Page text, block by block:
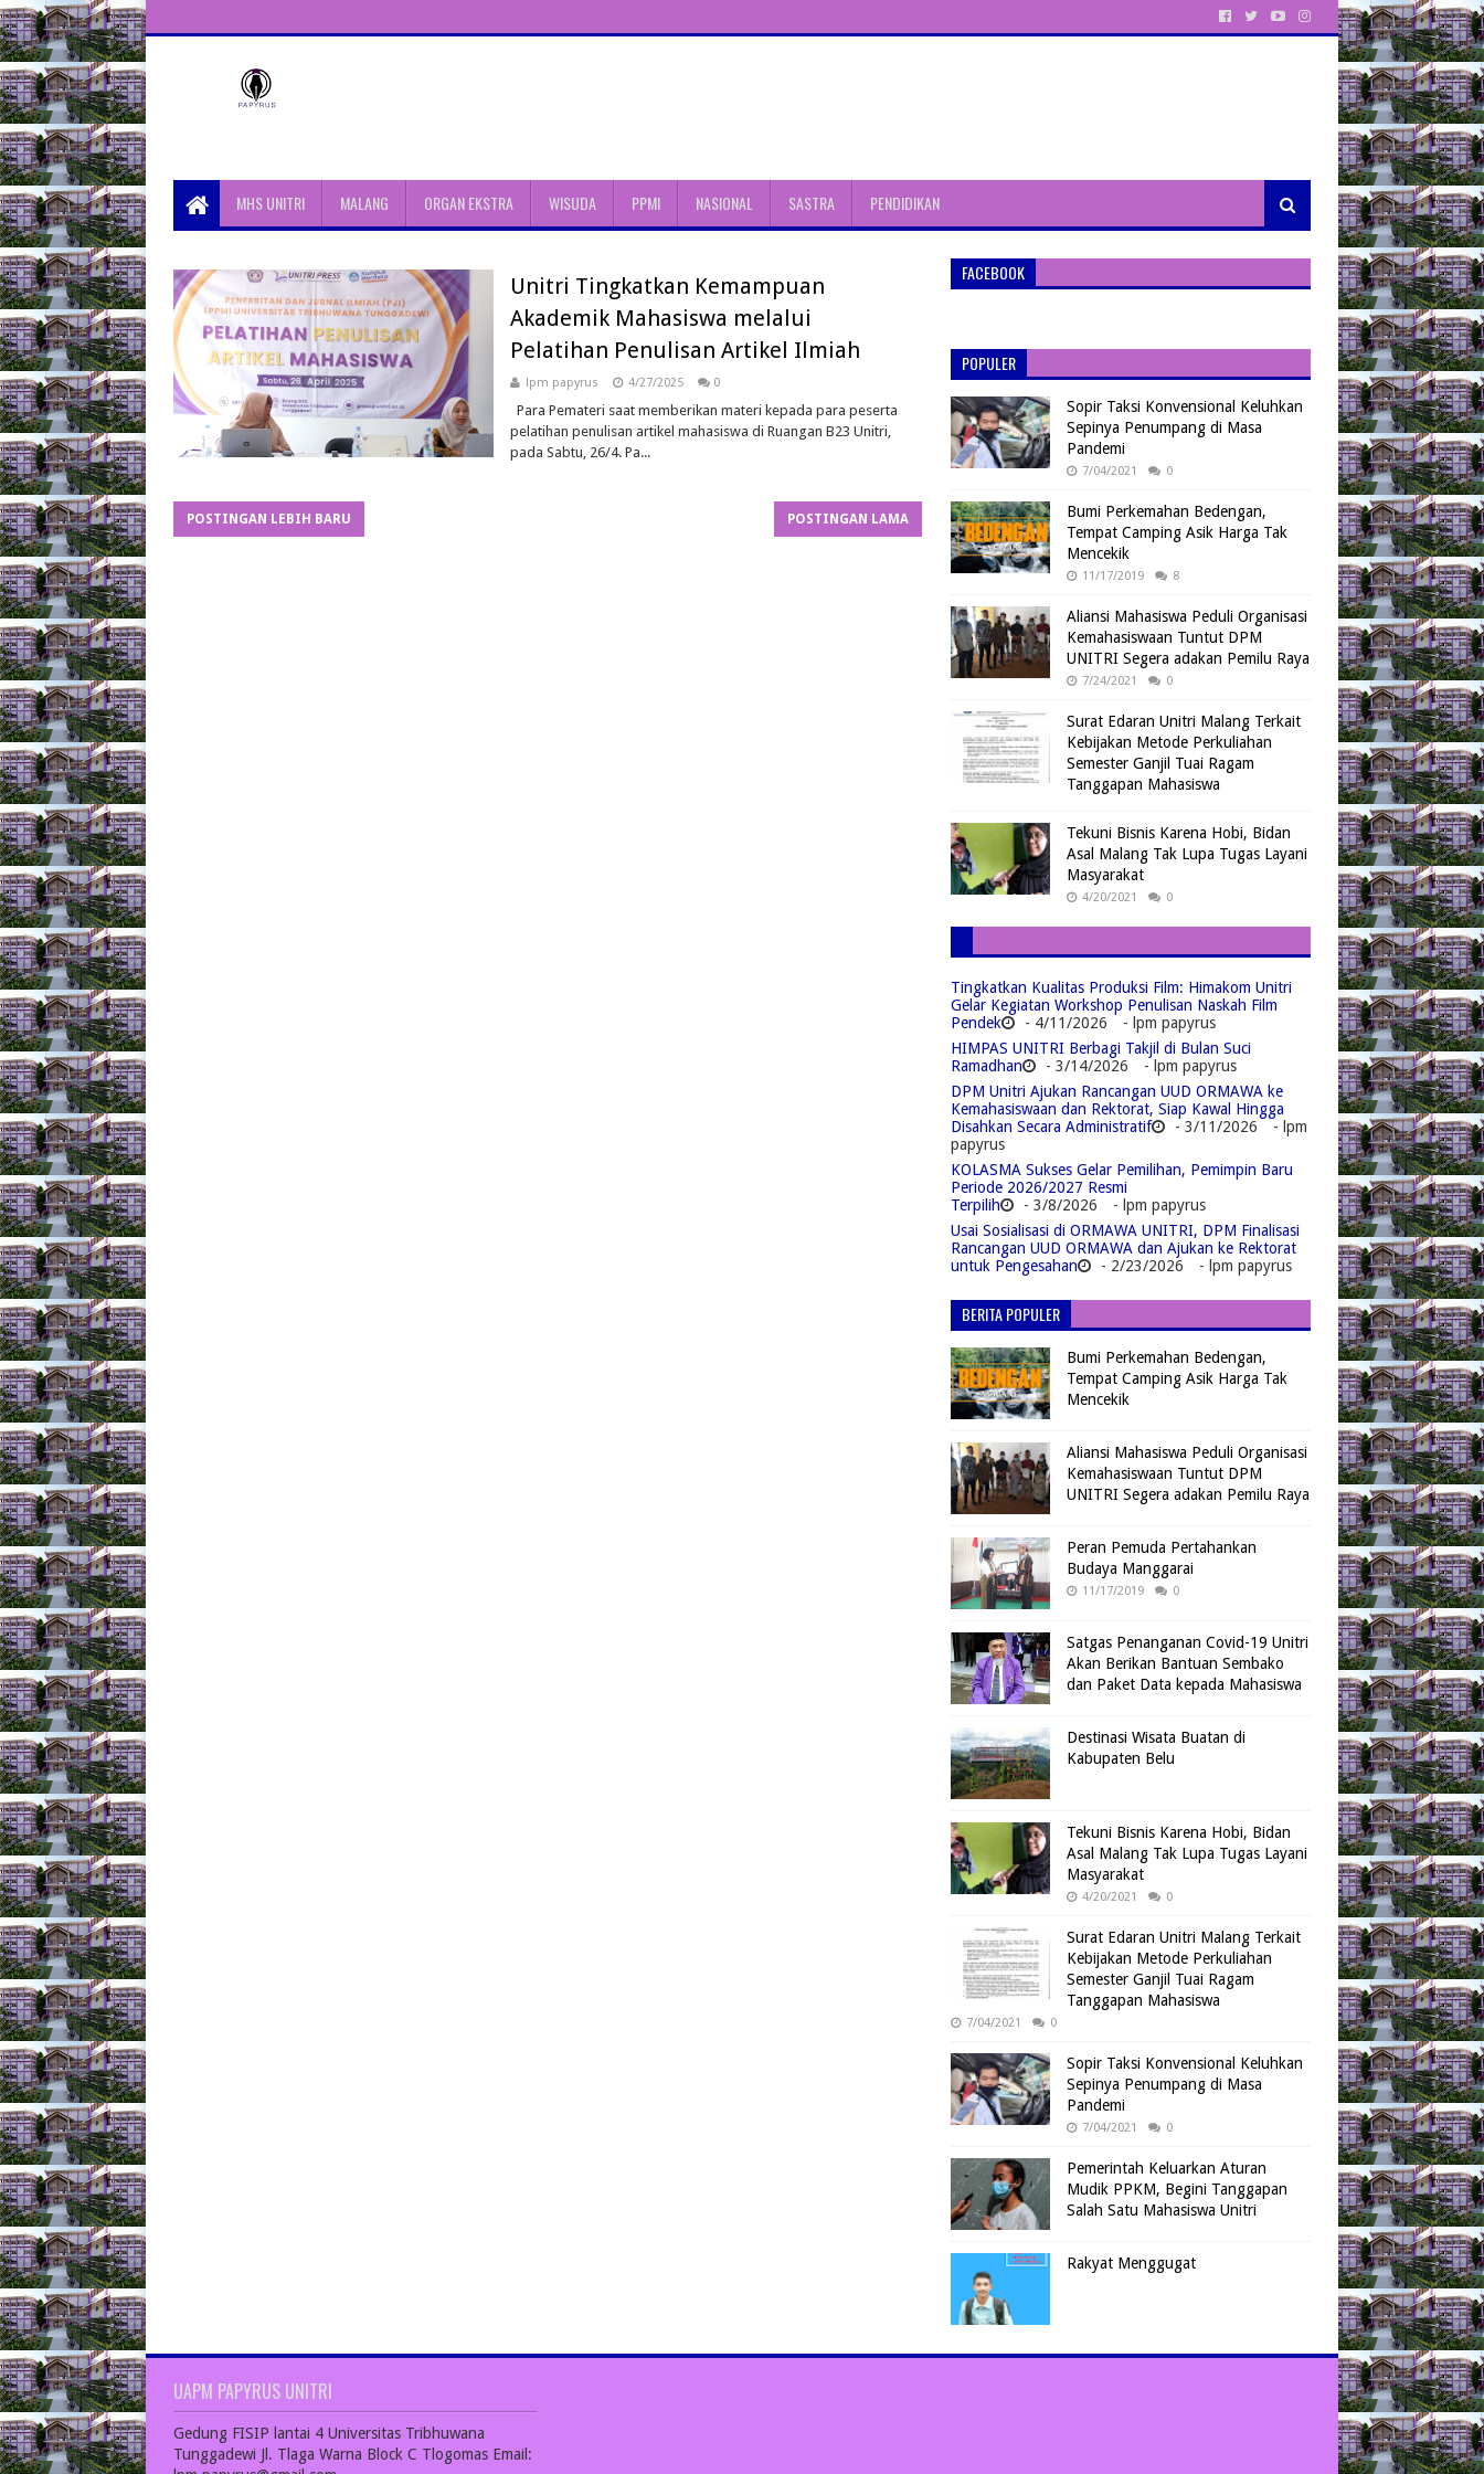
Unit Aktivitas Pers Mahasiswa
Papyrus UnitriMHS UNITRI MALANG ORGAN EKSTRA WISUDA PPMI NASIONAL SASTRA PENDIDIKAN
Unitri Tingkatkan Kemampuan
Akademik Mahasiswa melalui
Pelatihan Penulisan Artikel Ilmiah
lpm papyrus 4/27/2025 0
Para Pemateri saat memberikan materi kepada para peserta
pelatihan penulisan artikel mahasiswa di Ruangan B23 Unitri,
pada Sabtu, 26/4. Pa...
POSTINGAN LEBIH BARU POSTINGAN LAMA
FACEBOOK
POPULER
Sopir Taksi Konvensional Keluhkan
Sepinya Penumpang di Masa
Pandemi
7/04/2021 0
Bumi Perkemahan Bedengan,
Tempat Camping Asik Harga Tak
Mencekik
11/17/2019 8
Aliansi Mahasiswa Peduli Organisasi
Kemahasiswaan Tuntut DPM
UNITRI Segera adakan Pemilu Raya
7/24/2021 0
Surat Edaran Unitri Malang Terkait
Kebijakan Metode Perkuliahan
Semester Ganjil Tuai Ragam
Tanggapan Mahasiswa
Tekuni Bisnis Karena Hobi, Bidan
Asal Malang Tak Lupa Tugas Layani
Masyarakat
4/20/2021 0
Tingkatkan Kualitas Produksi Film: Himakom Unitri
Gelar Kegiatan Workshop Penulisan Naskah Film
Pendek
- 4/11/2026
- lpm papyrus
HIMPAS UNITRI Berbagi Takjil di Bulan Suci
Ramadhan
- 3/14/2026
- lpm papyrus
DPM Unitri Ajukan Rancangan UUD ORMAWA ke
Kemahasiswaan dan Rektorat, Siap Kawal Hingga
Disahkan Secara Administratif
- 3/11/2026
- lpm
papyrus
KOLASMA Sukses Gelar Pemilihan, Pemimpin Baru
Periode 2026/2027 Resmi
Terpilih
- 3/8/2026
- lpm papyrus
Usai Sosialisasi di ORMAWA UNITRI, DPM Finalisasi
Rancangan UUD ORMAWA dan Ajukan ke Rektorat
untuk Pengesahan
- 2/23/2026 - lpm papyrus
BERITA POPULER
Bumi Perkemahan Bedengan,
Tempat Camping Asik Harga Tak
Mencekik
Aliansi Mahasiswa Peduli Organisasi
Kemahasiswaan Tuntut DPM
UNITRI Segera adakan Pemilu Raya
Peran Pemuda Pertahankan
Budaya Manggarai
11/17/2019 0
Satgas Penanganan Covid-19 Unitri
Akan Berikan Bantuan Sembako
dan Paket Data kepada Mahasiswa
Destinasi Wisata Buatan di
Kabupaten Belu
Tekuni Bisnis Karena Hobi, Bidan
Asal Malang Tak Lupa Tugas Layani
Masyarakat
4/20/2021 0
Surat Edaran Unitri Malang Terkait
Kebijakan Metode Perkuliahan
Semester Ganjil Tuai Ragam
Tanggapan Mahasiswa
7/04/2021 0
Sopir Taksi Konvensional Keluhkan
Sepinya Penumpang di Masa
Pandemi
7/04/2021 0
Pemerintah Keluarkan Aturan
Mudik PPKM, Begini Tanggapan
Salah Satu Mahasiswa Unitri
Rakyat Menggugat
UAPM PAPYRUS UNITRI
Gedung FISIP lantai 4 Universitas Tribhuwana
Tunggadewi Jl. Tlaga Warna Block C Tlogomas Email: